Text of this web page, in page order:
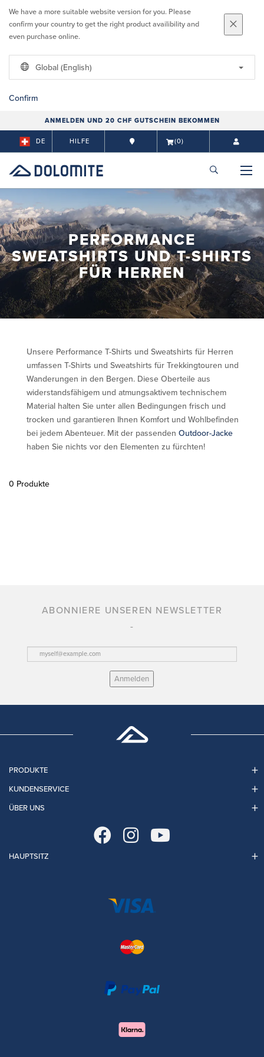
We have a more suitable website version for you. Please
confirm your country to get the right product availibility and
even purchase online.
Global (English)
Confirm
ANMELDEN UND 20 CHF GUTSCHEIN BEKOMMEN
DE HILFE (0)
PERFORMANCE
SWEATSHIRTS UND T-SHIRTS
FÜR HERREN
Unsere Performance T-Shirts und Sweatshirts für Herren
umfassen T-Shirts und Sweatshirts für Trekkingtouren und
Wanderungen in den Bergen. Diese Oberteile aus
widerstandsfähigem und atmungsaktivem technischem
Material halten Sie unter allen Bedingungen frisch und
trocken und garantieren Ihnen Komfort und Wohlbefinden
bei jedem Abenteuer. Mit der passenden Outdoor-Jacke
haben Sie nichts vor den Elementen zu fürchten!
0 Produkte
ABONNIERE UNSEREN NEWSLETTER
Anmelden
PRODUKTE
KUNDENSERVICE
ÜBER UNS
HAUPTSITZ